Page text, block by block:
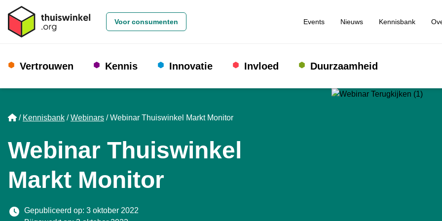
Voor consumenten Events Nieuws Kennisbank
Vertrouwen Kennis Innovatie Invloed Duurzaamheid
Home
Kennisbank Webinars Webinar Thuiswinkel Markt Monitor
Webinar Thuiswinkel
Markt Monitor
Gepubliceerd op: 3 oktober 2022